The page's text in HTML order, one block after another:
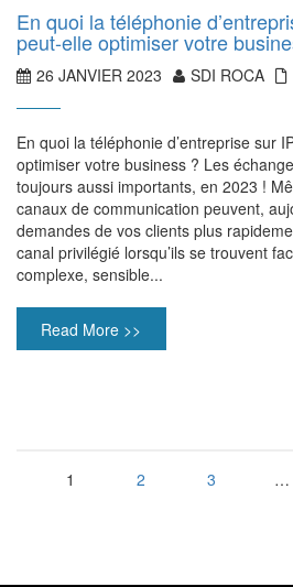
En quoi la téléphonie
peut-elle optimiser votre
26 JANVIER 2023 SDI ROCA
En quoi la téléphonie d’entreprise sur
optimiser votre business ? Les
toujours aussi importants, en 2023 !
canaux de communication peuvent,
demandes de vos clients plus
canal privilégié lorsqu’ils se trouvent
complexe, sensible...
Read More >>
1 2 3 …